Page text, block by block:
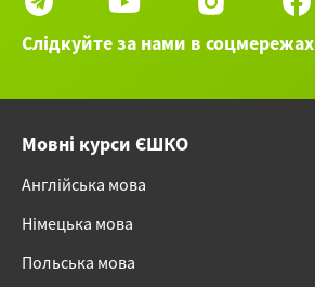
Слідкуйте за нами в соцмережах
Мовні курси ЄШКО
Англійська мова
Німецька мова
Польська мова